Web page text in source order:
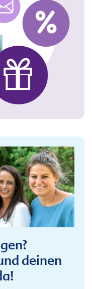
deinen